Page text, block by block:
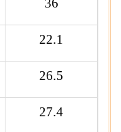
36
22.1
26.5
27.4